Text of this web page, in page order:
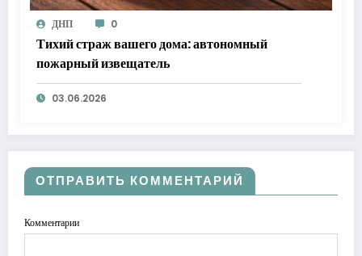
ДНП 0
Тихий страж вашего дома: автономный
пожарный извещатель
03.06.2026
ОТПРАВИТЬ КОММЕНТАРИЙ
Комментарии